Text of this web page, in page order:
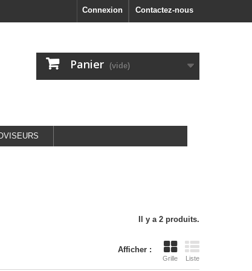
Contactez-nous
Connexion
Panier (vide)
Il y a 2 produits.
Afficher :
Grille Liste